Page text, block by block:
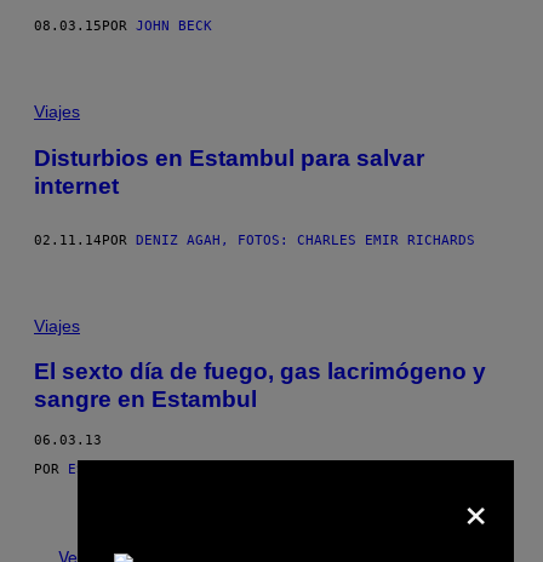
08.03.15 POR JOHN BECK
Viajes
Disturbios en Estambul para salvar
internet
02.11.14POR DENIZ AGAH, FOTOS: CHARLES EMIR RICHARDS
Viajes
El sexto día de fuego, gas lacrimógeno y
sangre en Estambul
06.03.13
POR
ESRA GURMEN; FOTOS: NAZIM SERHAT FIRAT Y ALI GÜRAC
×